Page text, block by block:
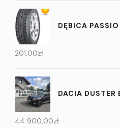
DĘBICA
201,00zł
DACIA DUSTER
44 900,00zł